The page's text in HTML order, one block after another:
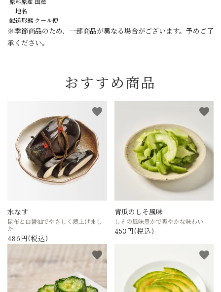
地名
配送形態 クール便
※季節商品のため、一部商品が異なる場合がございます。予めご了
承ください。
おすすめ商品
水なす
昆布と白醤油でやさしく漬上げまし
た
486円(税込)
favorite
青瓜のしそ風味
しその風味豊かで爽やかな味わい
453円(税込)
favorite
favorite favorite